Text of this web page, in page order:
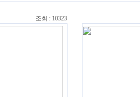
조회 : 10323